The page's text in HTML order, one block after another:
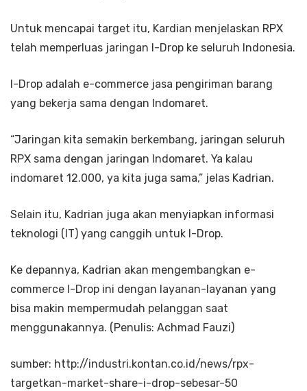
Untuk mencapai target itu, Kardian menjelaskan RPX
telah memperluas jaringan I-Drop ke seluruh Indonesia.
I-Drop adalah e-commerce jasa pengiriman barang
yang bekerja sama dengan Indomaret.
“Jaringan kita semakin berkembang, jaringan seluruh
RPX sama dengan jaringan Indomaret. Ya kalau
indomaret 12.000, ya kita juga sama,” jelas Kadrian.
Selain itu, Kadrian juga akan menyiapkan informasi
teknologi (IT) yang canggih untuk I-Drop.
Ke depannya, Kadrian akan mengembangkan e-
commerce I-Drop ini dengan layanan-layanan yang
bisa makin mempermudah pelanggan saat
menggunakannya. (Penulis: Achmad Fauzi)
sumber: http://industri.kontan.co.id/news/rpx-
targetkan-market-share-i-drop-sebesar-50